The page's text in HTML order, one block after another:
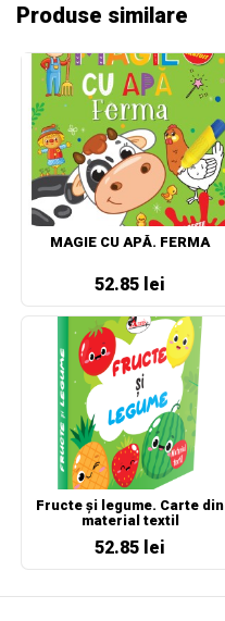
Produse similare
MAGIE CU APĂ. FERMA
52.85 lei
Fructe și legume. Carte din
material textil
52.85 lei